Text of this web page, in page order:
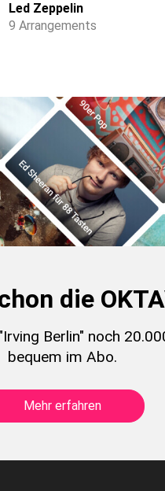
Led Zeppelin
9 Arrangements
die
Berlin" noch
bequem im Abo.
Mehr erfahren